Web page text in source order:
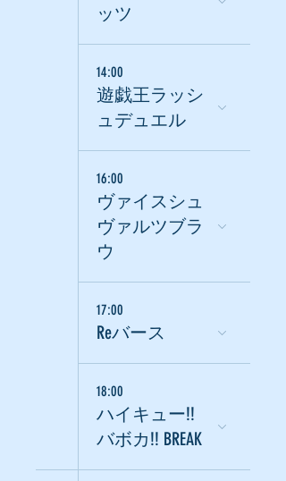
ッツ
14:00
遊戯王ラッシ
ュデュエル
16:00
ヴァイスシュ
ヴァルツブラ
ウ
17:00
Reバース
18:00
ハイキュー!!
バボカ!! BREAK